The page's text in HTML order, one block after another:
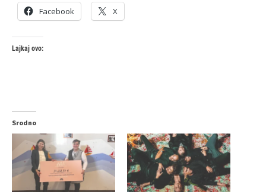
Facebook X
Lajkaj ovo:
Srodno